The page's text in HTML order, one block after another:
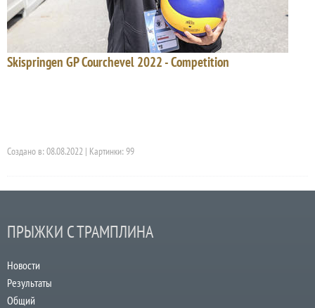
Skispringen GP Courchevel 2022 - Competition
Создано в: 08.08.2022 | Картинки: 99
ПРЫЖКИ С ТРАМПЛИНА
Новости
Результаты
Общий